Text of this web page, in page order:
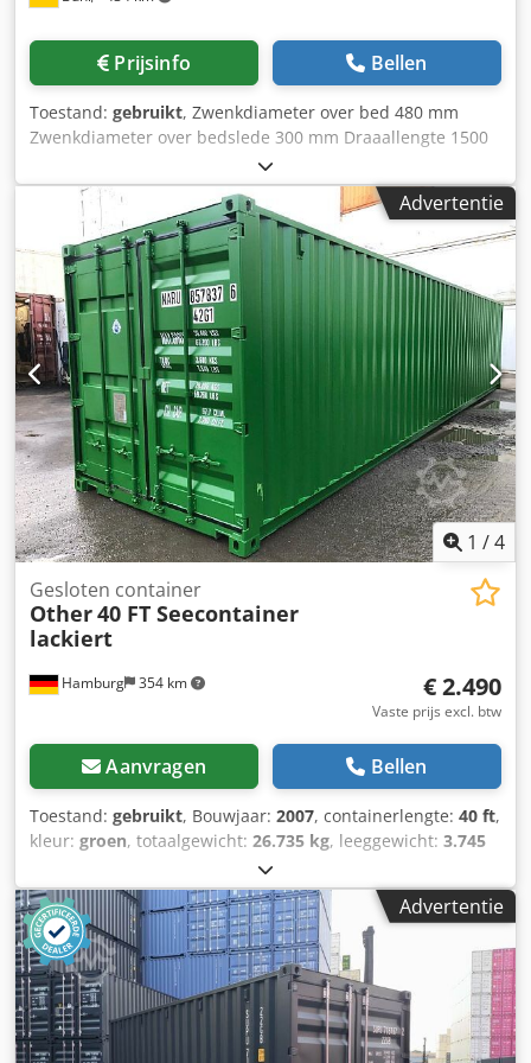
Het draagframe is gemaakt van gebogen staalprofiel,
thermisch verzinkt en geschroefd. OPBOUW – Bodem van
dikte 9 mm, met een laadvlak van 2640 mm lang x 1250
mm breed. Totale afmetingen van de aanhanger: 3541 mm
lang x 1690 mm breed x 1120 mm hoog (met frame en zeil).
Chjdpfx Ahst I Rqmj Ija BORDEN – Totale hoogte 30 cm,
gemaakt van duurzaam verzinkt staal, corrosiebestendig.
Meervoudig gebogen voor extra stijfheid. Voorzien van
houders voor het afdekzeil zodat het zeil correct kan
worden aangespannen. De achterste zijwand is te openen
en volledig te demonteren.
Prijsinfo Bellen
Toestand: gebruikt, Zwenkdiameter over bed 480 mm
Zwenkdiameter over bedslede 300 mm Draaallengte 1500
mm Hoogte midden 240 mm Centreerafstand 1500 mm
Spindelboring 42 mm Spilsnelheden 14 - 1400 tpm Totaal
benodigd vermogen kW Machinegewicht ca. 2,4 ton Csdpfx
Aetqqx Aoh Ieha Machineafmetingen L x B x H 3,00 x 1,05 x
1,40 m Accessoires: 3-klauwplaat 250 mmø, MULTIFIX-kop,
met centreerpunt
Advertentie
1 /4
Hamburg 354 km
Gesloten container
Other40 FT Seecontainer
lackiert
€ 2.490
Vaste prijs excl. btw
Aanvragen Bellen
Toestand: gebruikt, Bouwjaar: 2007, containerlengte: 40 ft,
kleur: groen, totaalgewicht: 26.735 kg, leeggewicht: 3.745
67,7 m³
mm, laadruimte lengte:12.032 mm, laadruimtehoogte:
2.390 mm
, Geachte dames en heren, hartelijk dank voor
uw interesse in de container van MT CONTAINER GmbH uit
Hamburg. Zeecontainers zijn wind- en waterdichte grote
opslagunits voor het transport van goederen per zee-,
land-, of luchtvracht. De containers voldoen aan de ISO-
normen en kunnen snel en eenvoudig geladen, gelost en
Advertentie